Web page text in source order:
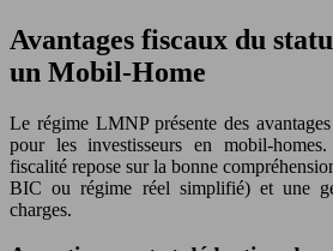
Avantages fiscaux du
un Mobil-Home
Le régime LMNP présente des
pour les investisseurs en mobil-
fiscalité repose sur la bonne
BIC ou régime réel simplifié) et une
charges.